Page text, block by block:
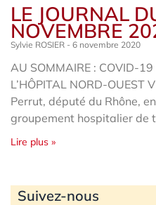
LE JOURNAL
NOVEMBRE
Sylvie ROSIER 6 novembre 2020
AU SOMMAIRE : COVID-19
L’HÔPITAL NORD-OUEST
Perrut, député du Rhône,
groupement hospitalier de
Lire plus »
Suivez-nous
Archives